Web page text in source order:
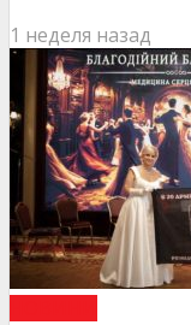
1 неделя назад